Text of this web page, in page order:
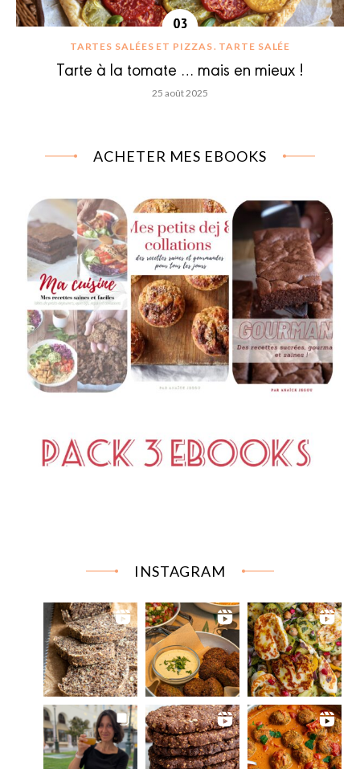
TARTES SALÉES ET PIZZAS TARTE SALÉE
Tarte à la tomate … mais en mieux !
25 août 2025
ACHETER MES EBOOKS
INSTAGRAM